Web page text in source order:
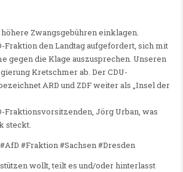
Zwangsgebühren einklagen.
Fraktion den Landtag aufgefordert, sich mit
gegen die Klage auszusprechen. Unseren
Kretschmer ab. Der CDU-
ARD und ZDF weiter als „Insel der
Fraktionsvorsitzenden, Jörg Urban, was
steckt.
#Fraktion #Sachsen #Dresden
wollt, teilt es und/oder hinterlasst